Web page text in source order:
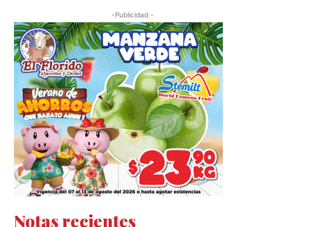
-Publicidad -
Notas recientes